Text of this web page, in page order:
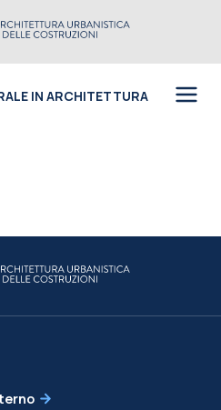
IN ARCHITETTURA